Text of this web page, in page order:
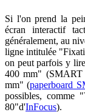
Si l'on prend la
écran interactif
généralement, au
ligne intitulée
on peut parfois y
400 mm"
mm" (paperboard
possibles,
80"d'InFocus).